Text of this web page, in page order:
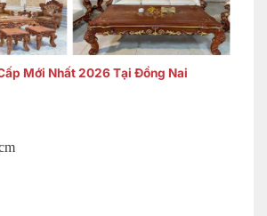
Mới Nhất 2026 Tại Đồng Nai